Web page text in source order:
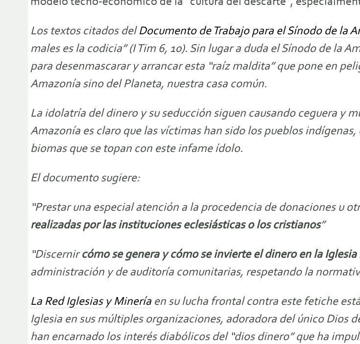
Los textos citados del Documento de Trabajo para el Sínodo de la
males es la codicia” (I Tim 6, 10). Sin lugar a duda el Sínodo de la
para desenmascarar y arrancar esta “raíz maldita” que pone en
Amazonía sino del Planeta, nuestra casa común.
La idolatría del dinero y su seducción siguen causando ceguera y
Amazonía es claro que las víctimas han sido los pueblos
biomas que se topan con este infame ídolo.
El documento sugiere:
“Prestar una especial atención a la procedencia de donaciones u
realizadas por las instituciones eclesiásticas o los cristianos”
“Discernircómo se genera y cómo se invierte el dinero en la Iglesia
administración y de auditoría comunitarias, respetando la
La Red Iglesias y Minería en su lucha frontal contra este fetiche
Iglesia en sus múltiples organizaciones, adoradora del único Dios
han encarnado los interés diabólicos del “dios dinero” que ha